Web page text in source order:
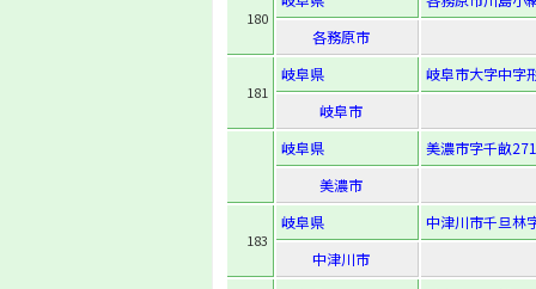
180
各務原市
181
岐阜県
岐阜市大字中字
岐阜市
岐阜県
美濃市字千畝
美濃市
183
岐阜県
中津川市千旦林
中津川市